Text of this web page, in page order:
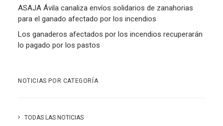
ASAJA Ávila canaliza envíos solidarios de zanahorias
para el ganado afectado por los incendios
Los ganaderos afectados por los incendios recuperarán
lo pagado por los pastos
NOTICIAS POR CATEGORÍA
TODAS LAS NOTICIAS